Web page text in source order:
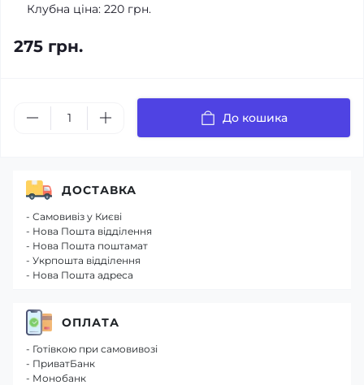
Клубна ціна: 220 грн.
275 грн.
До кошика
ДОСТАВКА
- Самовивіз у Києві
- Нова Пошта відділення
- Нова Пошта поштамат
- Укрпошта відділення
- Нова Пошта адреса
ОПЛАТА
- Готівкою при самовивозі
- ПриватБанк
- Монобанк